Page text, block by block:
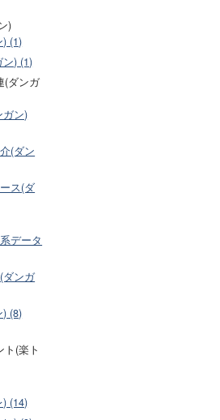
)
) (1)
ン) (1)
(ダンガ
ガン)
(ダン
ス(ダ
データ
ダンガ
) (8)
(楽ト
) (14)